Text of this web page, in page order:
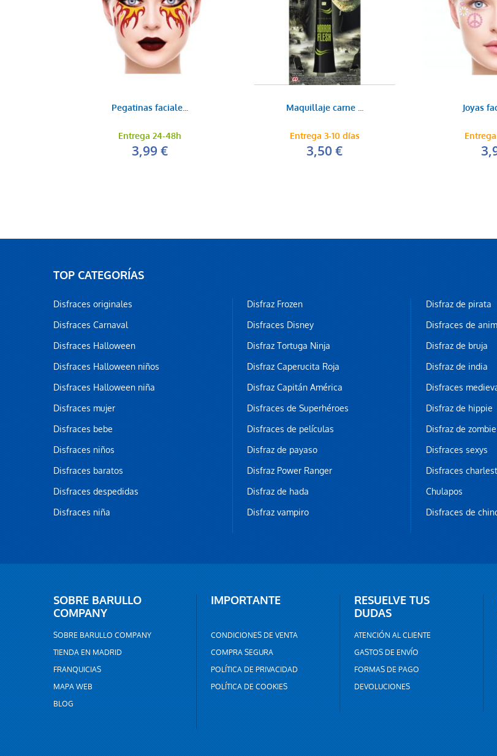
Pegatinas faciale...
Entrega 24-48h
3,99 €
Maquillaje carne ...
Entrega 3-10 días
3,50 €
Joyas
TOP CATEGORÍAS
Disfraces originales
Disfraces Carnaval
Disfraces Halloween
Disfraces Halloween niños
Disfraces Halloween niña
Disfraces mujer
Disfraces bebe
Disfraces niños
Disfraces baratos
Disfraces despedidas
Disfraces niña
Disfraz Frozen
Disfraces Disney
Disfraz Tortuga Ninja
Disfraz Caperucita Roja
Disfraz Capitán América
Disfraces de Superhéroes
Disfraces de películas
Disfraz de payaso
Disfraz Power Ranger
Disfraz de hada
Disfraz vampiro
Disfraz de pirata
Disfraces de
Disfraz de bruja
Disfraz de india
Disfraces
Disfraz de hippie
Disfraz de zombie
Disfraces sexys
Disfraces
Chulapos
Disfraces de
SOBRE BARULLO
COMPANY
SOBRE BARULLO COMPANY
TIENDA EN MADRID
FRANQUICIAS
MAPA WEB
BLOG
IMPORTANTE
CONDICIONES DE VENTA
COMPRA SEGURA
POLÍTICA DE PRIVACIDAD
POLÍTICA DE COOKIES
RESUELVE TUS
DUDAS
ATENCIÓN AL CLIENTE
GASTOS DE ENVÍO
FORMAS DE PAGO
DEVOLUCIONES